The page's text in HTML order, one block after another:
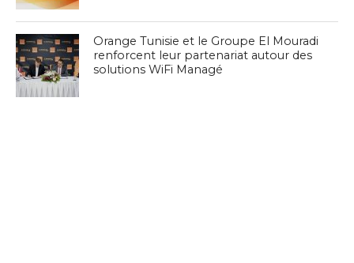
Orange Tunisie et le Groupe El Mouradi
renforcent leur partenariat autour des
solutions WiFi Managé